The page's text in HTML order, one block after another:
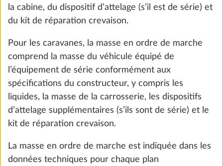
Prise de gaz extérieure
1,5 kg
reste suffisamment de masse libre pour les
conducteurs (uniquement pour les camping-cars et
minimale.
6. La masse maximale pour l’équipement
spécial
Afin que la masse maximale techniquement
admissible du véhicule, compte tenu de la masse en
ordre de marche, de la masse des passagers
(uniquement pour les camping-cars et les fourgons)
et de la charge utile minimale prescrite par la loi, ne